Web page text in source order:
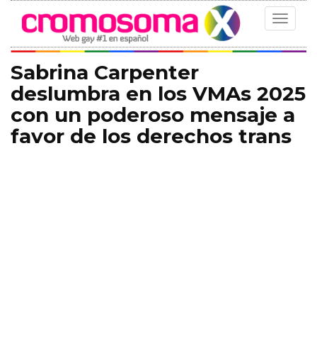
Toggle
Sabrina Carpenter
deslumbra en los VMAs 2025
con un poderoso mensaje a
favor de los derechos trans